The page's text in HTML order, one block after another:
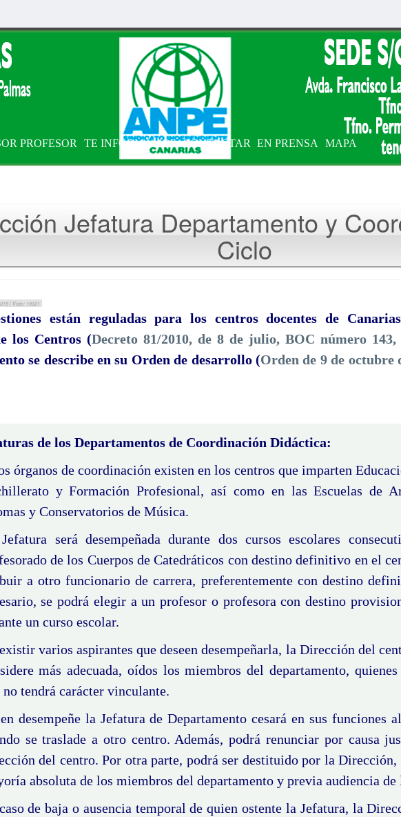
PROFESOR TE INFORMAMOS CONTACTAR EN PRENSA MAPA
Jefatura Departamento y
Ciclo
| Visto: 19021
están reguladas para los centros docentes de
los Centros (Decreto 81/2010, de 8 de julio, BOC número 143,
se describe en su Orden de desarrollo (Orden de 9 de octubre
de los Departamentos de Coordinación Didáctica:
órganos de coordinación existen en los centros que imparten
y Formación Profesional, así como en las Escuelas de
y Conservatorios de Música.
será desempeñada durante dos cursos escolares
de los Cuerpos de Catedráticos con destino definitivo en el
a otro funcionario de carrera, preferentemente con destino
se podrá elegir a un profesor o profesora con destino
un curso escolar.
varios aspirantes que deseen desempeñarla, la Dirección del
más adecuada, oídos los miembros del departamento,
no tendrá carácter vinculante.
desempeñe la Jefatura de Departamento cesará en sus funciones
se traslade a otro centro. Además, podrá renunciar por causa
del centro. Por otra parte, podrá ser destituido por la Dirección,
absoluta de los miembros del departamento y previa audiencia de
de baja o ausencia temporal de quien ostente la Jefatura, la